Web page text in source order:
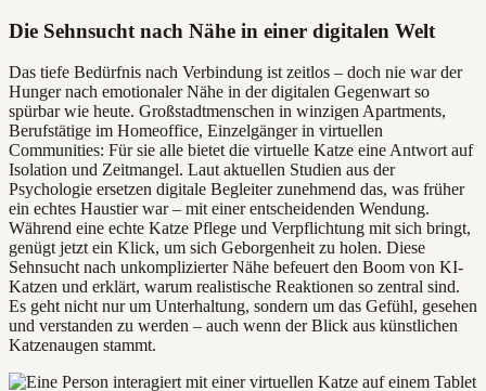
Die Sehnsucht nach Nähe in einer digitalen Welt
Das tiefe Bedürfnis nach Verbindung ist zeitlos – doch nie war der
Hunger nach emotionaler Nähe in der digitalen Gegenwart so
spürbar wie heute. Großstadtmenschen in winzigen Apartments,
Berufstätige im Homeoffice, Einzelgänger in virtuellen
Communities: Für sie alle bietet die virtuelle Katze eine Antwort auf
Isolation und Zeitmangel. Laut aktuellen Studien aus der
Psychologie ersetzen digitale Begleiter zunehmend das, was früher
ein echtes Haustier war – mit einer entscheidenden Wendung.
Während eine echte Katze Pflege und Verpflichtung mit sich bringt,
genügt jetzt ein Klick, um sich Geborgenheit zu holen. Diese
Sehnsucht nach unkomplizierter Nähe befeuert den Boom von KI-
Katzen und erklärt, warum realistische Reaktionen so zentral sind.
Es geht nicht nur um Unterhaltung, sondern um das Gefühl, gesehen
und verstanden zu werden – auch wenn der Blick aus künstlichen
Katzenaugen stammt.